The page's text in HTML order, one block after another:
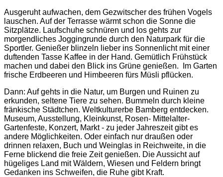
Ausgeruht aufwachen, dem Gezwitscher des frühen Vogels
lauschen. Auf der Terrasse wärmt schon die Sonne die
Sitzplätze. Laufschuhe schnüren und los gehts zur
morgendliches Joggingrunde durch den Naturpark für die
Sportler. Genießer blinzeln lieber ins Sonnenlicht mit einer
duftenden Tasse Kaffee in der Hand. Gemütlich Frühstück
machen und dabei den Blick ins Grüne genießen. Im Garten
frische Erdbeeren und Himbeeren fürs Müsli pflücken.
Dann: Auf gehts in die Natur, um Burgen und Ruinen zu
erkunden, seltene Tiere zu sehen. Bummeln durch kleine
fränkische Städtchen. Weltkulturerbe Bamberg entdecken.
Museum, Ausstellung, Kleinkunst, Rosen- Mittelalter-
Gartenfeste, Konzert, Markt - zu jeder Jahreszeit gibt es
andere Möglichkeiten. Oder einfach nur draußen oder
drinnen relaxen, Buch und Weinglas in Reichweite, in die
Ferne blickend die freie Zeit genießen. Die Aussicht auf
hügeliges Land mit Wäldern, Wiesen und Feldern bringt
Gedanken ins Schweifen, die Ruhe gibt Kraft.